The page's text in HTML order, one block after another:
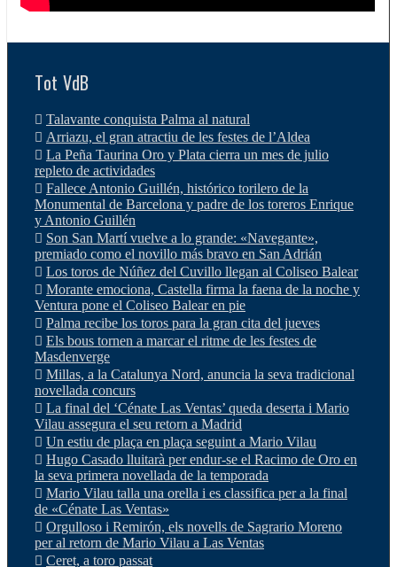
Tot VdB
Talavante conquista Palma al natural
Arriazu, el gran atractiu de les festes de l’Aldea
La Peña Taurina Oro y Plata cierra un mes de julio
repleto de actividades
Fallece Antonio Guillén, histórico torilero de la
Monumental de Barcelona y padre de los toreros Enrique
y Antonio Guillén
Son San Martí vuelve a lo grande: «Navegante»,
premiado como el novillo más bravo en San Adrián
Los toros de Núñez del Cuvillo llegan al Coliseo Balear
Morante emociona, Castella firma la faena de la noche y
Ventura pone el Coliseo Balear en pie
Palma recibe los toros para la gran cita del jueves
Els bous tornen a marcar el ritme de les festes de
Masdenverge
Millas, a la Catalunya Nord, anuncia la seva tradicional
novellada concurs
La final del ‘Cénate Las Ventas’ queda deserta i Mario
Vilau assegura el seu retorn a Madrid
Un estiu de plaça en plaça seguint a Mario Vilau
Hugo Casado lluitarà per endur-se el Racimo de Oro en
la seva primera novellada de la temporada
Mario Vilau talla una orella i es classifica per a la final
de «Cénate Las Ventas»
Orgulloso i Remirón, els novells de Sagrario Moreno
per al retorn de Mario Vilau a Las Ventas
Ceret, a toro passat